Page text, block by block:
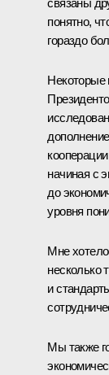
связаны
понятно,
гораздо
Некоторые
начиная с
до
уровня
Мне
несколько
и
Мы также